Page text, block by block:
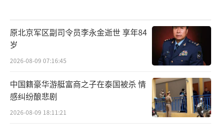
原北京军区副司令员李永金逝世 享年84
岁
2026-08-09 07:16:45
中国籍豪华游艇富商之子在泰国被杀 情
感纠纷酿悲剧
2026-08-09 18:11:21